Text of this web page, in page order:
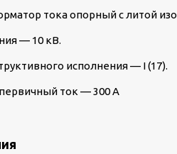
тока опорный с литой
— 10 кВ.
исполнения — I (17).
ток — 300 А